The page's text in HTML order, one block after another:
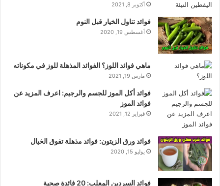
أكتوبر 8, 2021
فوائد تناول الخيار قبل النوم
أغسطس 19, 2020
ماهي فوائد اللوز؟ الفوائد المذهلة للوز في مكوناته
مارس 19, 2021
فوائد أكل الموز للجسم والرجيم: اعرف المزيد عن
فوائد الموز
فبراير 12, 2021
فوائد ورق الزيتون: فوائد مذهلة تفوق الخيال
يوليو 15, 2020
فوائد السردين المعلب: 20 فائدة صحية